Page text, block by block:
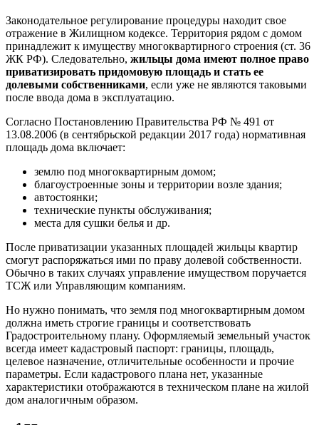
Законодательное регулирование процедуры находит свое
отражение в Жилищном кодексе. Территория рядом с домом
принадлежит к имуществу многоквартирного строения (ст. 36
ЖК РФ). Следовательно, жильцы дома имеют полное право
приватизировать придомовую площадь и стать ее
долевыми собственниками, если уже не являются таковыми
после ввода дома в эксплуатацию.
Согласно Постановлению Правительства РФ № 491 от
13.08.2006 (в сентябрьской редакции 2017 года) нормативная
площадь дома включает:
землю под многоквартирным домом;
благоустроенные зоны и территории возле здания;
автостоянки;
технические пункты обслуживания;
места для сушки белья и др.
После приватизации указанных площадей жильцы квартир
смогут распоряжаться ими по праву долевой собственности.
Обычно в таких случаях управление имуществом поручается
ТСЖ или Управляющим компаниям.
Но нужно понимать, что земля под многоквартирным домом
должна иметь строгие границы и соответствовать
Градостроительному плану. Оформляемый земельный участок
всегда имеет кадастровый паспорт: границы, площадь,
целевое назначение, отличительные особенности и прочие
параметры. Если кадастрового плана нет, указанные
характеристики отображаются в техническом плане на жилой
дом аналогичным образом.